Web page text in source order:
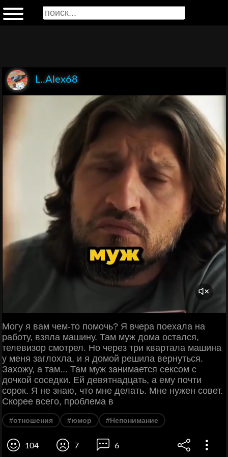
L..Alex68
Могу я вам чем-то помочь? Я вчера поехала на
работу, взяла машину. Там муж дома остался,
телевизор смотрел. Но через три квартала машина
у меня заглохла, и я домой решила вернуться.
Захожу, а там... Там муж занимается сексом с
дочкой соседки. Ей девятнадцать, а ему почти
сорок. Я не знаю, что мне делать. Мне нужен совет.
Скорее всего, проблема в
#отношения #юмор #Непонимание
104 7 6